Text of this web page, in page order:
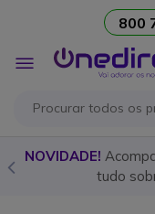
800
Alternar
Nav
NOVIDADE!
tudo